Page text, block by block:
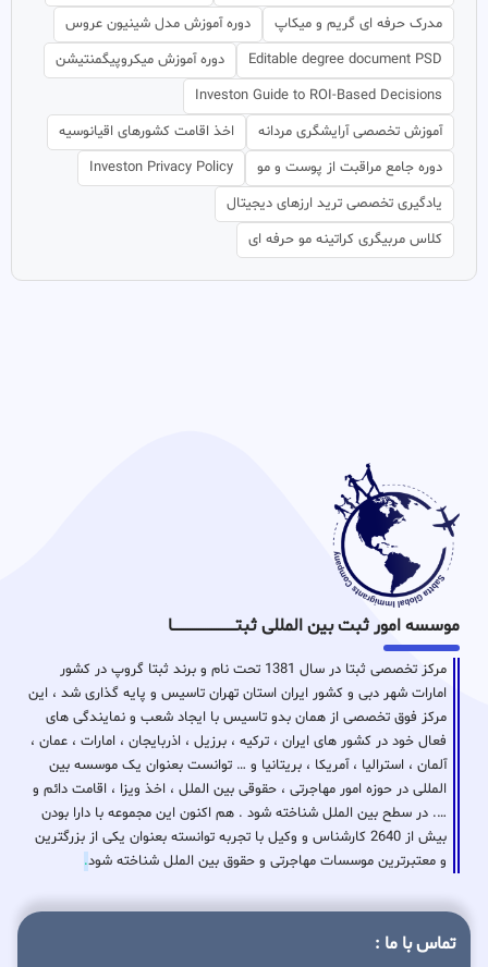
مدرک حرفه ای گریم و میکاپ
دوره آموزش مدل شینیون عروس
Editable degree document PSD
دوره آموزش میکروپیگمنتیشن
Investon Guide to ROI-Based Decisions
آموزش تخصصی آرایشگری مردانه
اخذ اقامت کشورهای اقیانوسیه
دوره جامع مراقبت از پوست و مو
Investon Privacy Policy
یادگیری تخصصی ترید ارزهای دیجیتال
کلاس مربیگری کراتینه مو حرفه ای
موسسه امور ثبت بین المللی ثبتـــــــــــــــــــــــــــــا
مرکز تخصصی ثبتا در سال 1381 تحت نام و برند ثبتا گروپ در کشور
امارات شهر دبی و کشور ایران استان تهران تاسیس و پایه گذاری شد ، این
مرکز فوق تخصصی از همان بدو تاسیس با ایجاد شعب و نمایندگی های
فعال خود در کشور های ایران ، ترکیه ، برزیل ، اذربایجان ، امارات ، عمان ،
آلمان ، استرالیا ، آمریکا ، بریتانیا و … توانست بعنوان یک موسسه بین
المللی در حوزه امور مهاجرتی ، حقوقی بین الملل ، اخذ ویزا ، اقامت دائم و
…. در سطح بین الملل شناخته شود . هم اکنون این مجموعه با دارا بودن
بیش از 2640 کارشناس و وکیل با تجربه توانسته بعنوان یکی از بزرگترین
و معتبرترین موسسات مهاجرتی و حقوق بین الملل شناخته شود.
تماس با ما :